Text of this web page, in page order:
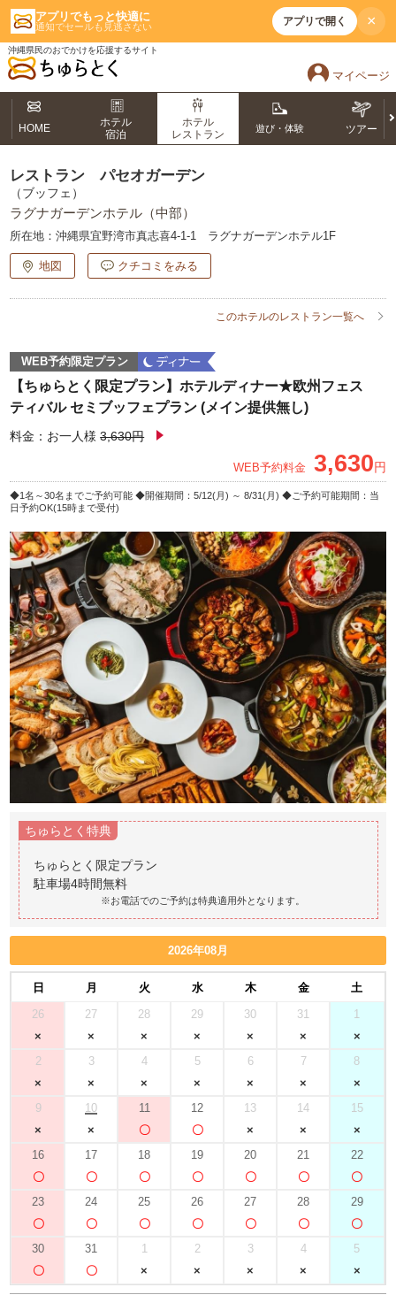
アプリでもっと快適に
通知でセールも見逃さない アプリで開く ×
沖縄県民のおでかけを応援するサイト
マイページ
HOME
ホテル
宿泊
ホテル
レストラン
遊び・体験 ツアー
レストラン パセオガーデン
（ブッフェ）
ラグナガーデンホテル（中部）
所在地：沖縄県宜野湾市真志喜4-1-1 ラグナガーデンホテル1F
地図 クチコミをみる
このホテルのレストラン一覧へ
WEB予約限定プラン
【ちゅらとく限定プラン】ホテルディナー★欧州フェス
ティバル セミブッフェプラン (メイン提供無し)
料金：お一人様 3,630円
WEB予約料金 3,630円
1名～30名までご予約可能 開催期間：5/12(月) ～ 8/31(月)
ご予約可能期間：当
日予約OK(15時まで受付)
ちゅらとく特典
ちゅらとく限定プラン
※お電話でのご予約は特典適用外となります。
2026年08月
日 月 火 水 木 金
土
26
27 28 29 30 31 1
2 3 4 5 6 7 8
9 10 11 12 13 14 15
16 17 18 19 20 21 22
23 24 25 26 27 28 29
30 31 1 2 3 4 5